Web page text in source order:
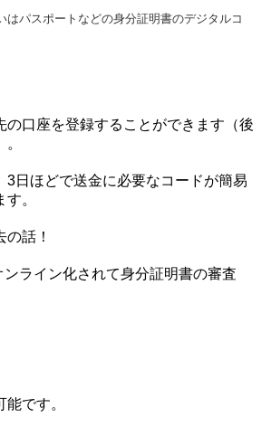
はパスポートなどの身分証明書のデジタルコ
の口座を登録することができます（後
3日ほどで送金に必要なコードが簡易
。
話！
ライン化されて身分証明書の審査
です。